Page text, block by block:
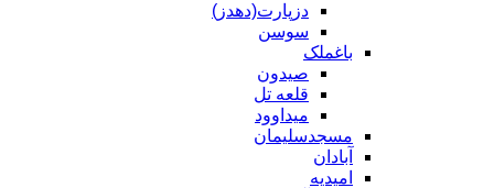
دزپارت(دهدز)
سوسن
باغملک
صیدون
قلعه تل
میداوود
مسجدسلیمان
آبادان
امیدیه